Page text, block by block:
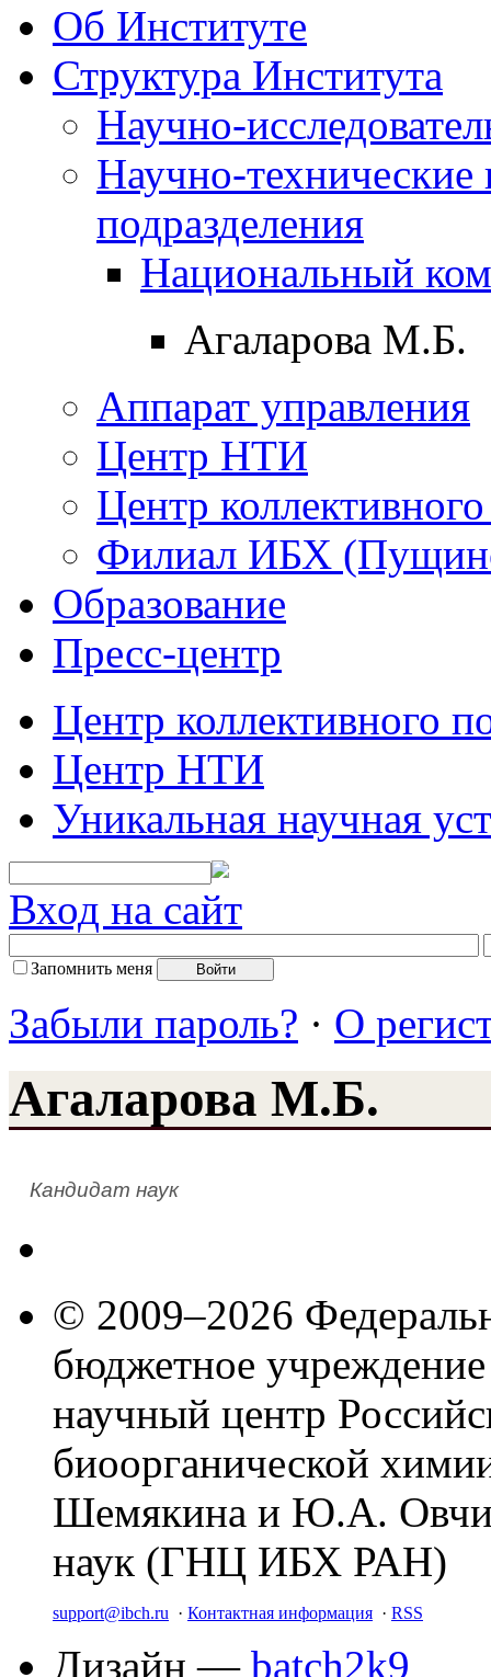
Об Институте
Структура Института
Научно-
Научно-технические
подразделения
Hациональный
Агаларова М.Б.
Аппарат управления
Центр НТИ
Центр
Филиал ИБХ
Образование
Пресс-центр
Центр коллективного
Центр НТИ
Уникальная научная
Вход на сайт
Запомнить меня
Забыли пароль? · О
Агаларова М.Б.
Кандидат наук
© 2009–2026
бюджетное
научный центр
биоорганической
Шемякина и Ю.А.
наук (ГНЦ ИБХ РАН)
support@ibch.ru · Контактная информация · RSS
Дизайн — batch2k9